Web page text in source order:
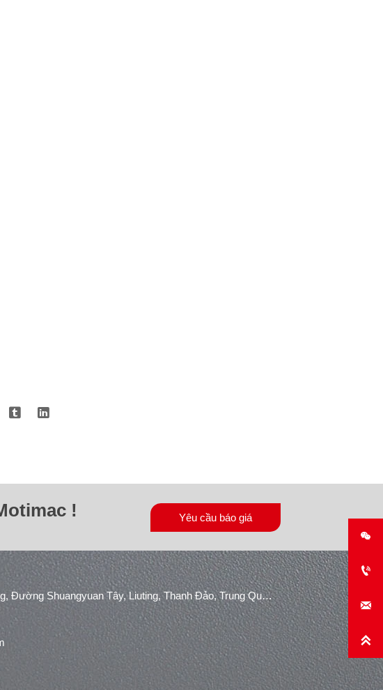
 
! Yêu cầu báo giá
Khu công nghiệp Konggang, Đường Shuangyuan Tây, Liuting, Thanh Đảo, Trung Quốc.



